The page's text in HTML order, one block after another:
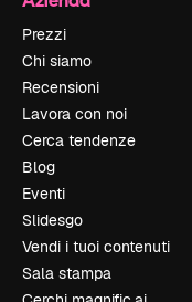
Prezzi
Chi siamo
Recensioni
Lavora con noi
Cerca tendenze
Blog
Eventi
Slidesgo
Vendi i tuoi contenuti
Sala stampa